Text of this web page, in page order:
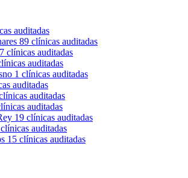
auditadas
89 clínicas auditadas
clínicas auditadas
auditadas
1 clínicas auditadas
auditadas
auditadas
auditadas
19 clínicas auditadas
auditadas
15 clínicas auditadas